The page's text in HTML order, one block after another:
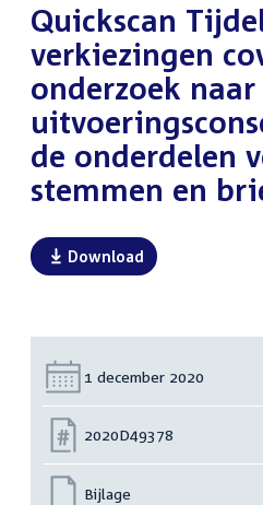
:Quickscan
verkiezingen
onderzoek naar
de onderdelen
stemmen en
Download
Datum:
1 december 2020
Nummer:
2020D49378
Bijlage